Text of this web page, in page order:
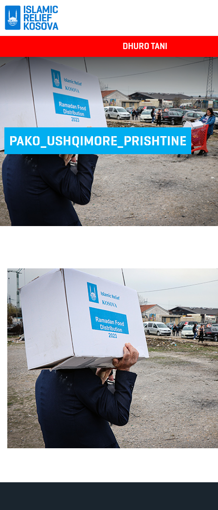
DHURO TANI
PAKO_USHQIMORE_PRISHTINE